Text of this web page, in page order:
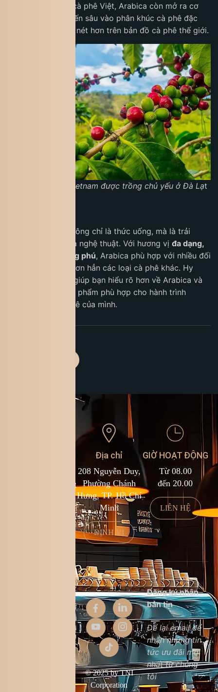
sắc hương vị của cà phê Việt, Arabica còn mở ra cơ
hội để Việt Nam tiến sâu vào phân khúc cà phê đặc
sản, tạo dấu ấn rõ nét hơn trên bản đồ cà phê thế giới.
Arabica coffee Vietnam được trồng chủ yếu ở Đà Lạt
Cà phê Arabica không chỉ là thức uống, mà là trải
nghiệm văn hóa và nghệ thuật. Với hương vị đa dạng,
mềm mại và phong phú, Arabica phù hợp với nhiều đối
tượng và nổi bật hơn hẳn các loại cà phê khác. Hy
vọng bài viết này giúp bạn hiểu rõ hơn về Arabica và
lựa chọn được sản phẩm phù hợp cho hành trình
thưởng thức cà phê của mình.
kcf.franchise@kingcoffee.com
Địa chỉ
208 Nguyễn Duy,
Phường Chánh
Hưng, TP. Hồ Chí
Minh
ĐỊNH VỊ
GIỜ HOẠT ĐỘNG
Từ 08.00
đến 20.00
LIÊN HỆ
© 2025 by TNI
Corporation
Đăng ký nhận
bản tin
Để lại email để
nhận những tin
tức ưu đãi mới
nhất từ chúng
tôi